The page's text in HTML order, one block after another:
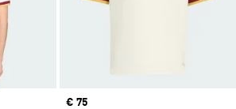
Price
€ 75